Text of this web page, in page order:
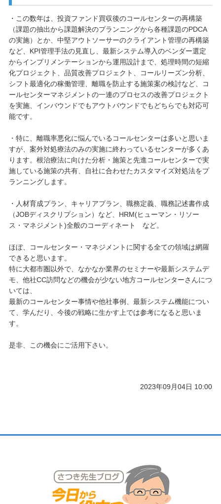
・この数年は、投資ファンド買収後のコールセンターの再構築
（課題の抽出から課題解決のプランニングから各種課題のPDCA
の実施）とか、中堅アウトソーサーのクライアント管理の再構築
など、KPI管理手法の見直し、最新システム導入のベンダー選定
からインプリメンテーションから運用設計まで、処理時間の短縮
化プロジェクト、品質改善プロジェクト、コールリーズン分析、
シフト最適化の稼働管理、離職を防止する施策案の検討など、コ
ールセンターマネジメントの一連のプロセスの改善プロジェクト
を実施、インバウンドでもアウトバウンドでもどちらでも対応可
能です。
・特に、離職率悪化に悩んでいるコールセンターは多いと思いま
すが、案外対処療法のみの実施に終わっているセンターが多くあ
ります。根治療法に向けた分析・施策と先進コールセンターで実
施している施策の共有、自社に合わせたカスタマイズ対処法をプ
ランニングします。
・人材育成プラン、キャリアプラン、職務定義、職務記述書作成
（JOBディスクリプション）など、HRM(ヒューマン・リソー
ス・マネジメント)全般のコーディネート など。
ほぼ、コールセンター・マネジメントに関する全ての領域は網羅
できると思います。
特に大都市圏以外で、なかなか業界のセミナーや最新システムデ
モ、他社CC訪問などの機会が少ない地方コールセンターさんにつ
いては、
最新のコールセンター事情や他社事例、最新システム機能につい
て、学んだり、今後の戦略に生かす上では参考になると思いま
す。
是非、この機会にご活用下さい。
2023年09月04日 10:00